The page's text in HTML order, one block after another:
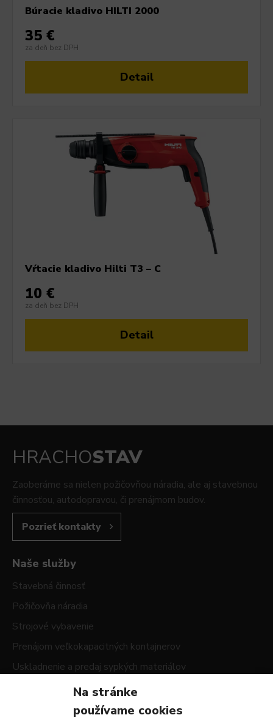
Na stránke
používame cookies
Búracie kladivo HILTI 2000
35 €
za deň bez DPH
Detail
Vŕtacie kladivo Hilti T3 – C
10 €
za deň bez DPH
Detail
HRACHOSTAV
Zaoberáme sa nielen požičovňou náradia, ale aj stavebnou
činnosťou, autodopravou, či prenájmom budov.
Pozrieť kontakty
Naše služby
Stavebná činnosť
Požičovňa náradia
Strojové vybavenie
Prenájom veľkokapacitných kontajnerov
Uskladnenie a predaj sypkých materiálov
Fakturačné údaje
Hrachostav s.r.o.